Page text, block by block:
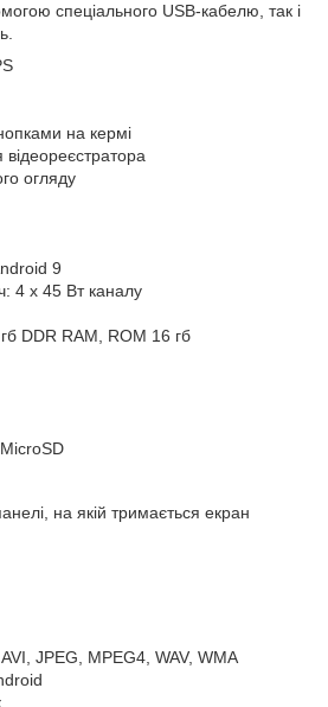
спеціального USB-кабелю, так і
на кермі
відеореєстратора
огляду
9
4 x 45 Вт каналу
DDR RAM, ROM 16 гб
на якій тримається екран
JPEG, MPEG4, WAV, WMA